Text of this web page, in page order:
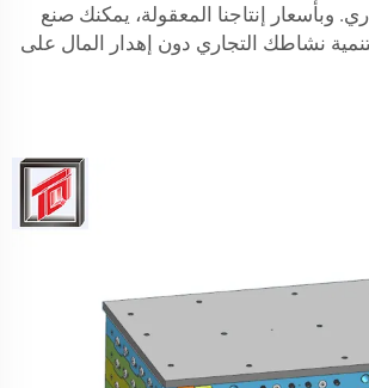
وبأسعار إنتاجنا المعقولة، يمكنك صنع
نشاطك التجاري دون إهدار المال على